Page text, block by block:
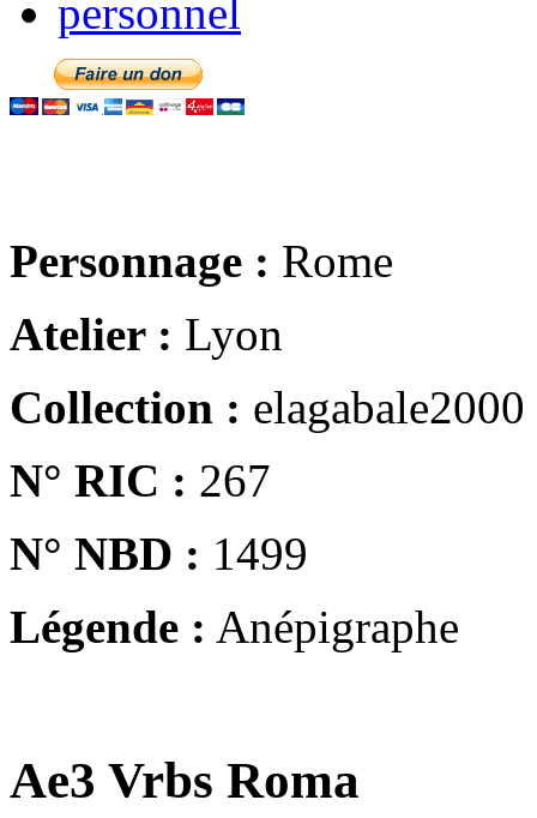
Personnage : Rome
Atelier : Lyon
Collection : elagabale2000
N° RIC : 267
N° NBD : 1499
Légende : Anépigraphe
Ae3 Vrbs Roma